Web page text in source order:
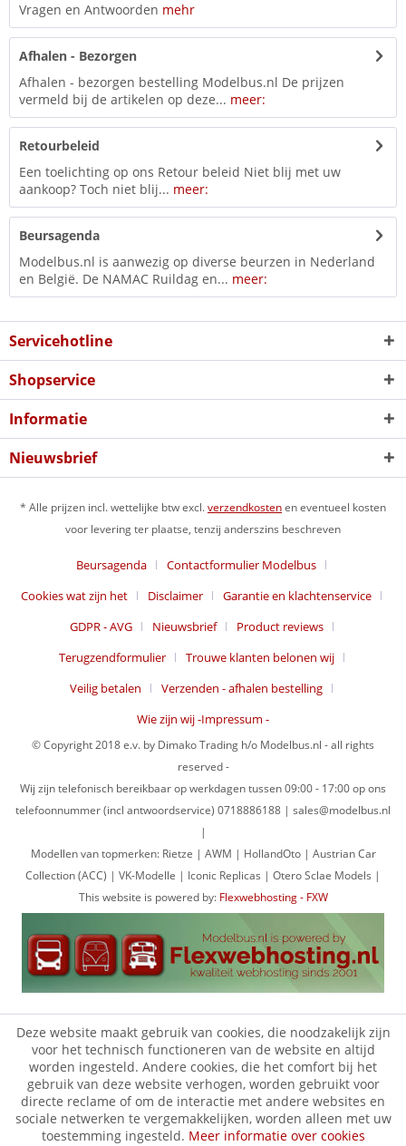
Vragen en Antwoorden mehr
Afhalen - Bezorgen
Afhalen - bezorgen bestelling Modelbus.nl De prijzen
vermeld bij de artikelen op deze... meer:
Retourbeleid
Een toelichting op ons Retour beleid Niet blij met uw
aankoop? Toch niet blij... meer:
Beursagenda
Modelbus.nl is aanwezig op diverse beurzen in Nederland
en België. De NAMAC Ruildag en... meer:
Servicehotline
Shopservice
Informatie
Nieuwsbrief
* Alle prijzen incl. wettelijke btw excl.verzendkostenen eventueel kosten
voor levering ter plaatse, tenzij anderszins beschreven
Beursagenda
Contactformulier Modelbus
Cookies wat zijn het
Disclaimer
Garantie en klachtenservice
GDPR - AVG
Nieuwsbrief
Product reviews
Terugzendformulier
Trouwe klanten belonen wij
Veilig betalen
Verzenden - afhalen bestelling
Wie zijn wij -Impressum -
© Copyright 2018 e.v. by Dimako Trading h/o Modelbus.nl - all rights
reserved -
Wij zijn telefonisch bereikbaar op werkdagen tussen 09:00 - 17:00 op ons
telefoonnummer (incl antwoordservice) 0718886188 | sales@modelbus.nl
|
Modellen van topmerken: Rietze | AWM | HollandOto | Austrian Car
Collection (ACC) | VK-Modelle | Iconic Replicas | Otero Sclae Models |
This website is powered by: Flexwebhosting - FXW
Deze website maakt gebruik van cookies, die noodzakelijk zijn
voor het technisch functioneren van de website en altijd
worden ingesteld. Andere cookies, die het comfort bij het
gebruik van deze website verhogen, worden gebruikt voor
directe reclame of om de interactie met andere websites en
sociale netwerken te vergemakkelijken, worden alleen met uw
toestemming ingesteld. Meer informatie over cookies